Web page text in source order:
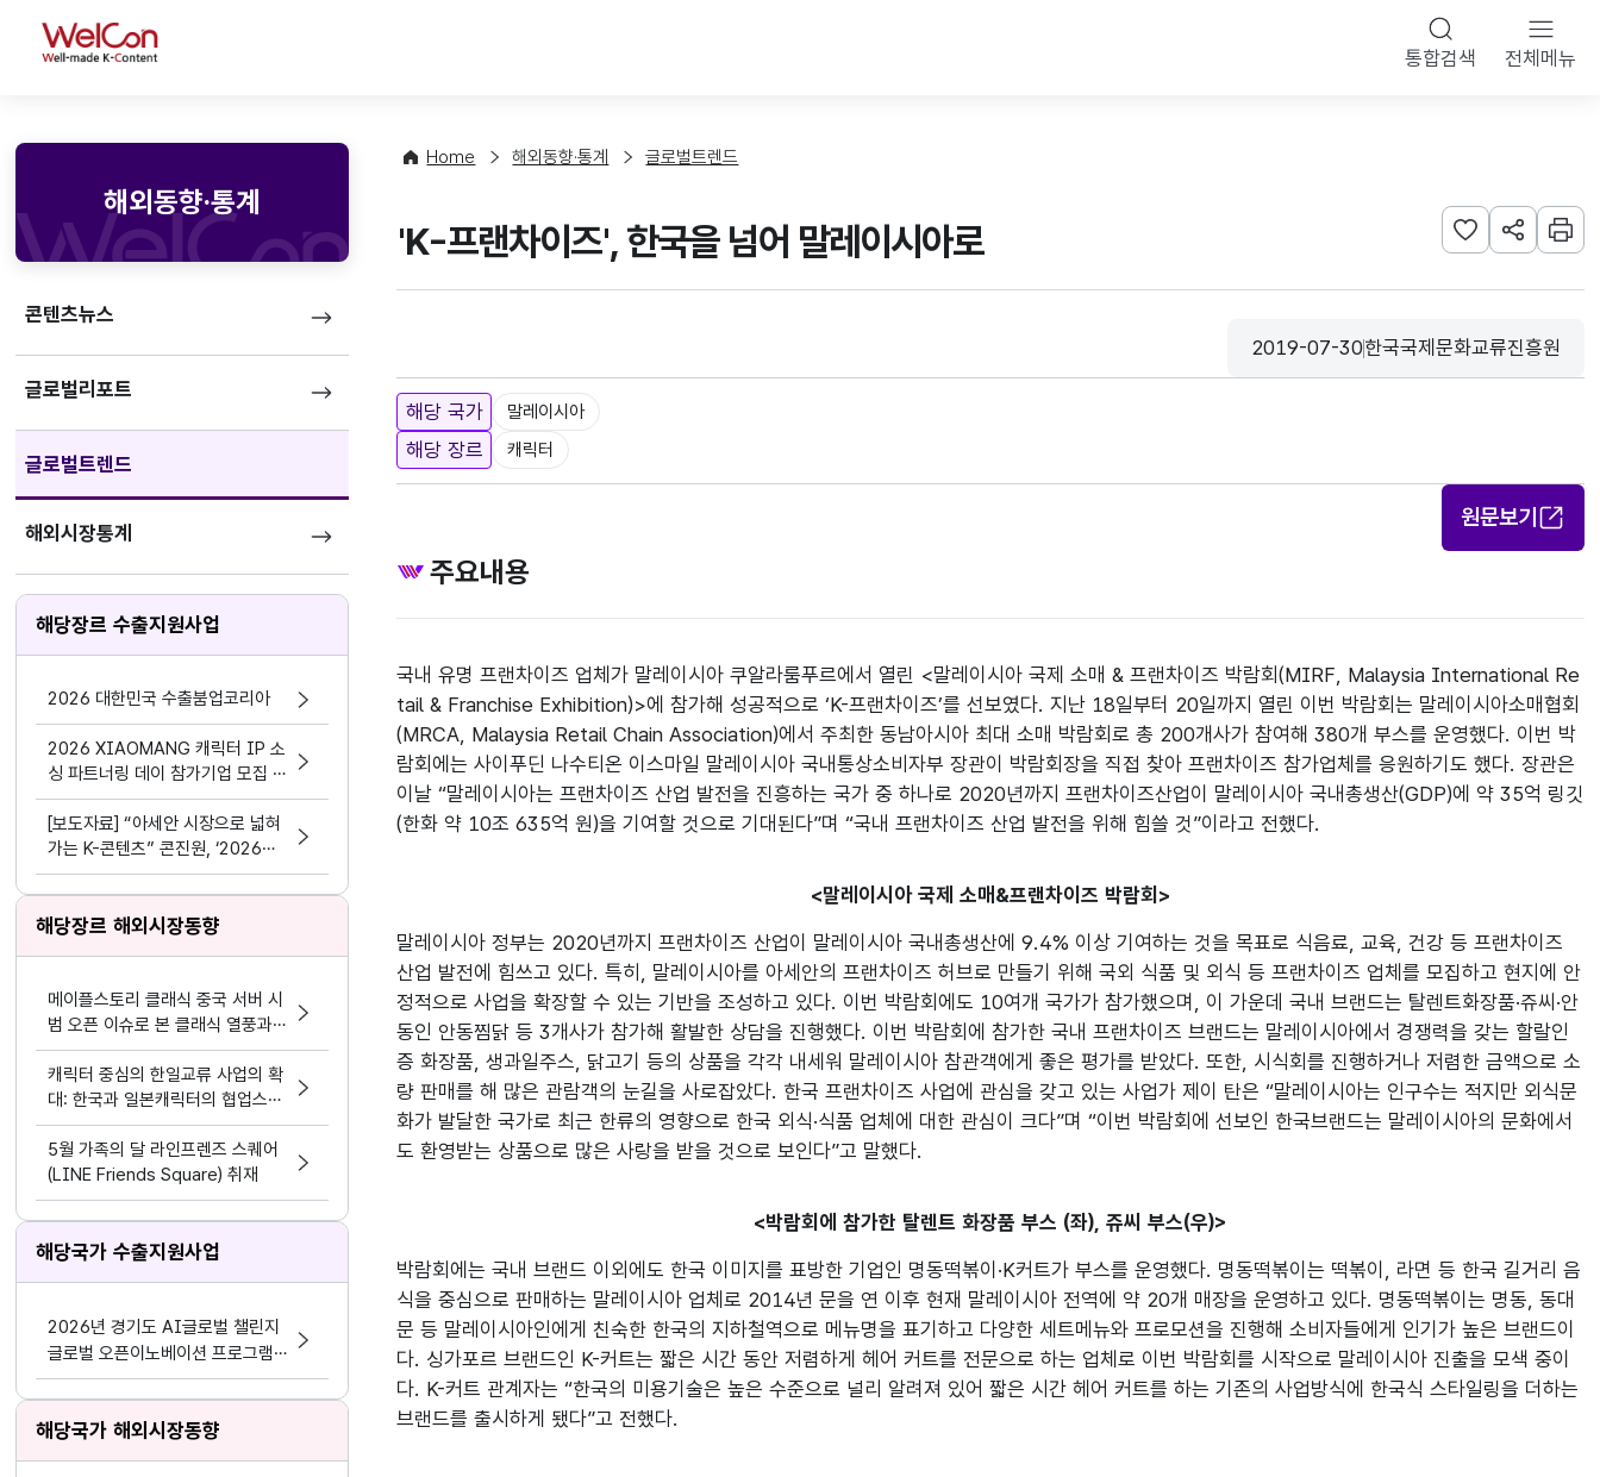
WelCon 통합검색 전체메뉴
해외동향·통계
콘텐츠뉴스
글로벌리포트
글로벌트렌드
해외시장통계
해당장르 수출지원사업
2026 대한민국 수출붐업코리아
2026 XIAOMANG 캐릭터 IP 소
싱 파트너링 데이 참가기업 모집 공
고
[보도자료] “아세안 시장으로 넓혀
가는 K-콘텐츠” 콘진원, ‘2026
한-아세안 K-콘텐츠 비즈위크’성공
적 마무리
해당장르 해외시장동향
메이플스토리 클래식 중국 서버 시
범 오픈 이슈로 본 클래식 열풍과
시의성
캐릭터 중심의 한일교류 사업의 확
대: 한국과 일본캐릭터의 협업스토
어 개최
5월 가족의 달 라인프렌즈 스퀘어
(LINE Friends Square) 취재
해당국가 수출지원사업
2026년 경기도 AI글로벌 챌린지
글로벌 오픈이노베이션 프로그램
참가기업 모집 공고
해당국가 해외시장동향
Home 해외동향·통계 글로벌트렌드
'K-프랜차이즈', 한국을 넘어 말레이시아로 관심사 등록하기
URL 공유하
인쇄
등록일
2019-07-30
수집기관
한국국제문화교류진흥원
해당 국가 말레이시아
해당 장르 캐릭터
원문보기
주요내용
국내 유명 프랜차이즈 업체가 말레이시아 쿠알라룸푸르에서 열린 <말레이시아 국제 소매 & 프랜차이즈 박람회(MIRF, Malaysia International Re
tail & Franchise Exhibition)>에 참가해 성공적으로 ‘K-프랜차이즈’를 선보였다. 지난 18일부터 20일까지 열린 이번 박람회는 말레이시아소매협회
(MRCA, Malaysia Retail Chain Association)에서 주최한 동남아시아 최대 소매 박람회로 총 200개사가 참여해 380개 부스를 운영했다. 이번 박
람회에는 사이푸딘 나수티온 이스마일 말레이시아 국내통상소비자부 장관이 박람회장을 직접 찾아 프랜차이즈 참가업체를 응원하기도 했다. 장관은
이날 “말레이시아는 프랜차이즈 산업 발전을 진흥하는 국가 중 하나로 2020년까지 프랜차이즈산업이 말레이시아 국내총생산(GDP)에 약 35억 링깃
(한화 약 10조 635억 원)을 기여할 것으로 기대된다”며 “국내 프랜차이즈 산업 발전을 위해 힘쓸 것”이라고 전했다.
<말레이시아 국제 소매&프랜차이즈 박람회>
말레이시아 정부는 2020년까지 프랜차이즈 산업이 말레이시아 국내총생산에 9.4% 이상 기여하는 것을 목표로 식음료, 교육, 건강 등 프랜차이즈
산업 발전에 힘쓰고 있다. 특히, 말레이시아를 아세안의 프랜차이즈 허브로 만들기 위해 국외 식품 및 외식 등 프랜차이즈 업체를 모집하고 현지에 안
정적으로 사업을 확장할 수 있는 기반을 조성하고 있다. 이번 박람회에도 10여개 국가가 참가했으며, 이 가운데 국내 브랜드는 탈렌트화장품·쥬씨·안
동인 안동찜닭 등 3개사가 참가해 활발한 상담을 진행했다. 이번 박람회에 참가한 국내 프랜차이즈 브랜드는 말레이시아에서 경쟁력을 갖는 할랄인
증 화장품, 생과일주스, 닭고기 등의 상품을 각각 내세워 말레이시아 참관객에게 좋은 평가를 받았다. 또한, 시식회를 진행하거나 저렴한 금액으로 소
량 판매를 해 많은 관람객의 눈길을 사로잡았다. 한국 프랜차이즈 사업에 관심을 갖고 있는 사업가 제이 탄은 “말레이시아는 인구수는 적지만 외식문
화가 발달한 국가로 최근 한류의 영향으로 한국 외식·식품 업체에 대한 관심이 크다”며 “이번 박람회에 선보인 한국브랜드는 말레이시아의 문화에서
도 환영받는 상품으로 많은 사랑을 받을 것으로 보인다”고 말했다.
<박람회에 참가한 탈렌트 화장품 부스 (좌), 쥬씨 부스(우)>
박람회에는 국내 브랜드 이외에도 한국 이미지를 표방한 기업인 명동떡볶이·K커트가 부스를 운영했다. 명동떡볶이는 떡볶이, 라면 등 한국 길거리 음
식을 중심으로 판매하는 말레이시아 업체로 2014년 문을 연 이후 현재 말레이시아 전역에 약 20개 매장을 운영하고 있다. 명동떡볶이는 명동, 동대
문 등 말레이시아인에게 친숙한 한국의 지하철역으로 메뉴명을 표기하고 다양한 세트메뉴와 프로모션을 진행해 소비자들에게 인기가 높은 브랜드이
다. 싱가포르 브랜드인 K-커트는 짧은 시간 동안 저렴하게 헤어 커트를 전문으로 하는 업체로 이번 박람회를 시작으로 말레이시아 진출을 모색 중이
다. K-커트 관계자는 “한국의 미용기술은 높은 수준으로 널리 알려져 있어 짧은 시간 헤어 커트를 하는 기존의 사업방식에 한국식 스타일링을 더하는
브랜드를 출시하게 됐다”고 전했다.